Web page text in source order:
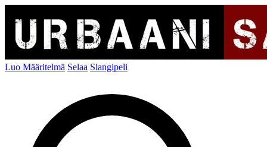
Luo Määritelmä Selaa Slangipeli